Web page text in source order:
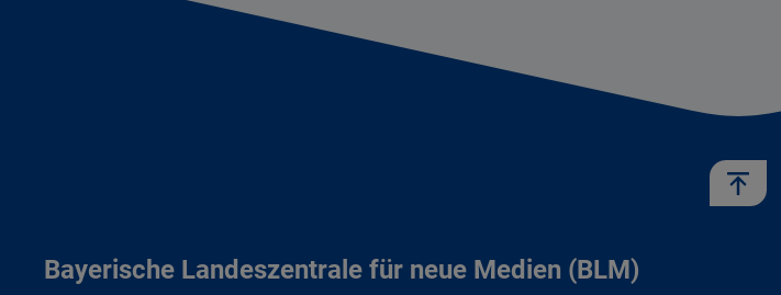
Bayerische Landeszentrale für neue Medien (BLM)